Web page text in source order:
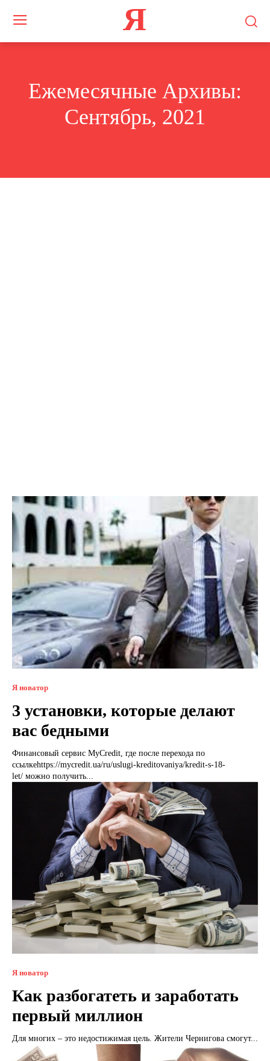
Я
Ежемесячные Архивы:
Сентябрь, 2021
Я новатор
3 установки, которые делают
вас бедными
Финансовый сервис MyCredit, где после перехода по
ссылкеhttps://mycredit.ua/ru/uslugi-kreditovaniya/kredit-s-18-
let/ можно получить...
Я новатор
Как разбогатеть и заработать
первый миллион
Для многих – это недостижимая цель. Жители Чернигова смогут...